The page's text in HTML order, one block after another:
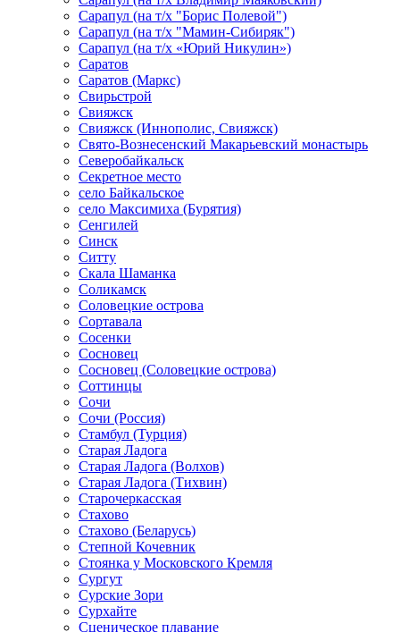
Сарапул (на т/х "Борис Полевой")
Сарапул (на т/х "Мамин-Сибиряк")
Сарапул (на т/х «Юрий Никулин»)
Саратов
Саратов (Маркс)
Свирьстрой
Свияжск
Свияжск (Иннополис, Свияжск)
Свято-Вознесенский Макарьевский монастырь
Северобайкальск
Секретное место
село Байкальское
село Максимиха (Бурятия)
Сенгилей
Синск
Ситту
Скала Шаманка
Соликамск
Соловецкие острова
Сортавала
Сосенки
Сосновец
Сосновец (Соловецкие острова)
Соттинцы
Сочи
Сочи (Россия)
Стамбул (Турция)
Старая Ладога
Старая Ладога (Волхов)
Старая Ладога (Тихвин)
Старочеркасская
Стахово
Стахово (Беларусь)
Степной Кочевник
Стоянка у Московского Кремля
Сургут
Сурские Зори
Сурхайте
Сценическое плавание